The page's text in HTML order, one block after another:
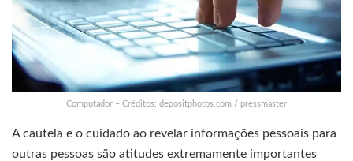
Computador – Créditos: depositphotos.com / pressmaster
A cautela e o cuidado ao revelar informações pessoais para
outras pessoas são atitudes extremamente importantes